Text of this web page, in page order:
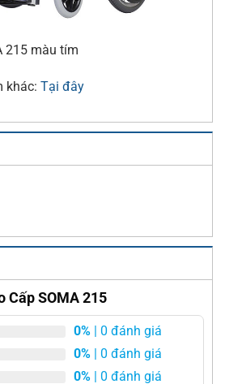
215 màu tím
khác: Tại đây
Cấp SOMA 215
0% | 0 đánh giá
0% | 0 đánh giá
0% | 0 đánh giá